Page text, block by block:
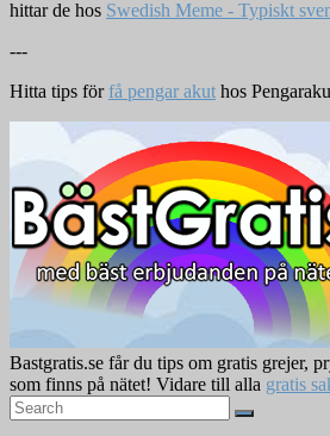
hittar de hos Swedish Meme - Typiskt
---
Hitta tips förfå pengar akut hos
Bastgratis.se får du tips om gratis grejer,
som finns på nätet! Vidare till alla gratis